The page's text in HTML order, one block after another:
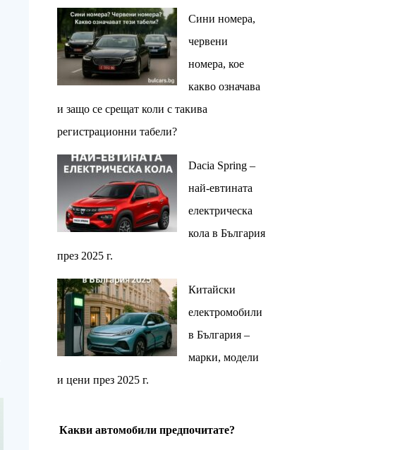
Сини номера,
червени
номера, кое
какво означава
и защо се срещат коли с такива
регистрационни табели?
Dacia Spring –
най-евтината
електрическа
кола в България
през 2025 г.
Китайски
електромобили
в България –
марки, модели
и цени през 2025 г.
Какви автомобили предпочитате?